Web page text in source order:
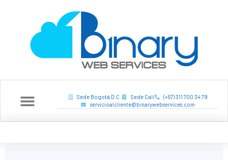
Sede Bogotá D.C. Sede Cali
(+57) 311 700 34 79
servicioalcliente@binarywebservices.com